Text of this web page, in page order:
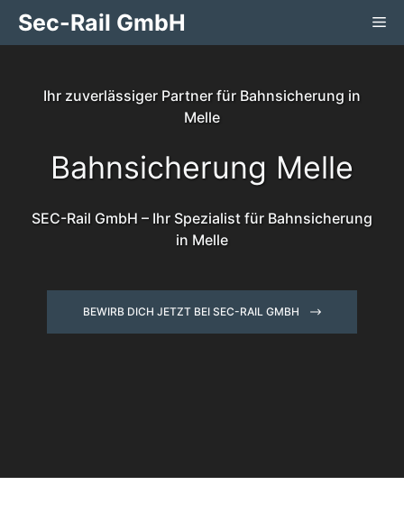
Zum
InhaltSec-Rail GmbH
Ihr zuverlässiger Partner für Bahnsicherung in
Melle
Bahnsicherung Melle
SEC-Rail GmbH – Ihr Spezialist für Bahnsicherung
in Melle
BEWIRB DICH JETZT BEI SEC-RAIL GMBH